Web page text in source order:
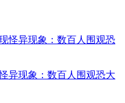
异现象：数百人围观恐大